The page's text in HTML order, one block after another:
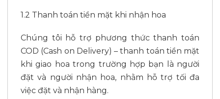
1.2 Thanh toán tiền mặt khi nhận hoa
Chúng tôi hỗ trợ phương thức thanh toán
COD (Cash on Delivery) – thanh toán tiền mặt
khi giao hoa trong trường hợp bạn là người
đặt và người nhận hoa, nhằm hỗ trợ tối đa
việc đặt và nhận hàng.